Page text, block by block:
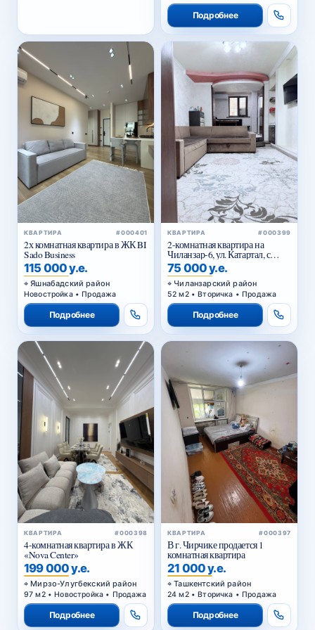
Подробнее
КВАРТИРА #000401
2х комнатная квартира в ЖК BI
Sado Business
115 000 у.е.
Яшнабадский район
Новостройка • Продажа
Подробнее
КВАРТИРА #000399
2-комнатная квартира на
Чиланзар-6, ул. Катартал, с
мебелью и техникой
75 000 у.е.
Чиланзарский район
52 м2 • Вторичка • Продажа
Подробнее
КВАРТИРА #000398
4-комнатная квартира в ЖК
«Nova Center»
199 000 у.е.
Мирзо-Улугбекский район
97 м2 • Новостройка • Продажа
Подробнее
КВАРТИРА #000397
В г. Чирчике продается 1
комнатная квартира
21 000 у.е.
Ташкентский район
24 м2 • Вторичка • Продажа
Подробнее